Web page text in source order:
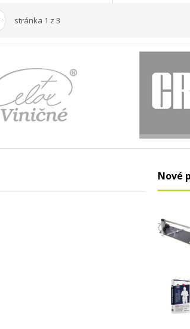
stránka 1 z 3
Nové